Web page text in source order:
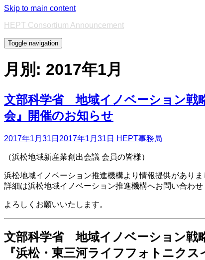
Skip to main content
HEPT Consortium Announcement
Toggle navigation
月別: 2017年1月
文部科学省 地域イノベーション戦
会』開催のお知らせ
2017年1月31日 2017年1月31日 HEPT事務局
（浜松地域新産業創出会議 会員の皆様）
浜松地域イノベーション推進機構より情報提供があり
詳細は浜松地域イノベーション推進機構へお問い合わせ
よろしくお願いいたします。
文部科学省 地域イノベーション戦
『浜松・東三河ライフフォトニク